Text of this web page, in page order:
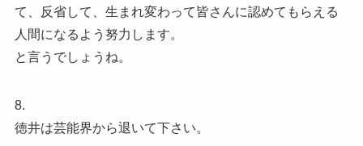
て、反省して、生まれ変わって皆さんに認めてもらえる
人間になるよう努力します。
と言うでしょうね。
8.
徳井は芸能界から退いて下さい。